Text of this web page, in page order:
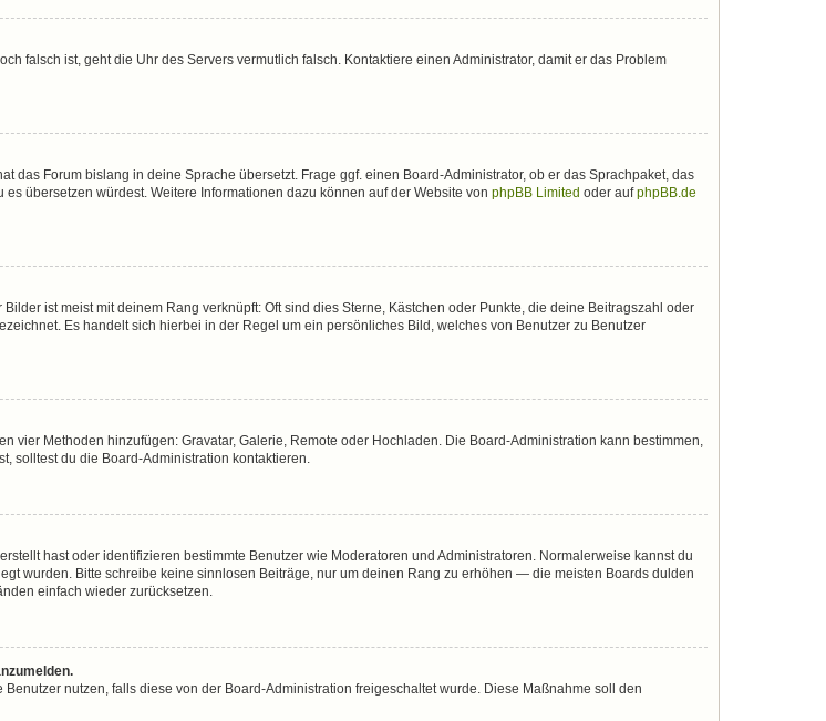
falsch ist, geht die Uhr des Servers vermutlich falsch. Kontaktiere einen Administrator, damit er das Problem
das Forum bislang in deine Sprache übersetzt. Frage ggf. einen Board-Administrator, ob er das Sprachpaket, das
übersetzen würdest. Weitere Informationen dazu können auf der Website von phpBB Limited oder aufphpBB.de
ist meist mit deinem Rang verknüpft: Oft sind dies Sterne, Kästchen oder Punkte, die deine Beitragszahl oder
Es handelt sich hierbei in der Regel um ein persönliches Bild, welches von Benutzer zu Benutzer
vier Methoden hinzufügen: Gravatar, Galerie, Remote oder Hochladen. Die Board-Administration kann bestimmen,
solltest du die Board-Administration kontaktieren.
hast oder identifizieren bestimmte Benutzer wie Moderatoren und Administratoren. Normalerweise kannst du
wurden. Bitte schreibe keine sinnlosen Beiträge, nur um deinen Rang zu erhöhen — die meisten Boards dulden
einfach wieder zurücksetzen.
nutzen, falls diese von der Board-Administration freigeschaltet wurde. Diese Maßnahme soll den